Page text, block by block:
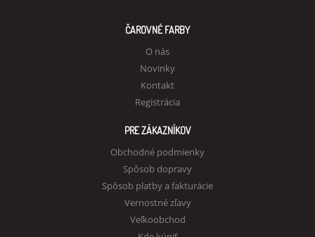
ČAROVNÉ FARBY
O nás
Novinky
Kontakt
Registrácia
PRE ZÁKAZNÍKOV
Obchodné podmienky
Spôsob dopravy
Spôsob platby a fakturácie
Vernostné zľavy
Veľkoobchod